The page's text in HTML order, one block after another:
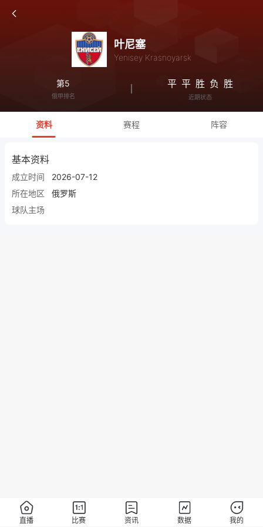
叶尼塞
Yenisey Krasnoyarsk
第5
俄甲排名
平 平 胜 负 胜
近期状态
资料 赛程 阵容
基本资料
成立时间
2026-07-12
所在地区
俄罗斯
球队主场
直播 比赛 资讯 数据 我的